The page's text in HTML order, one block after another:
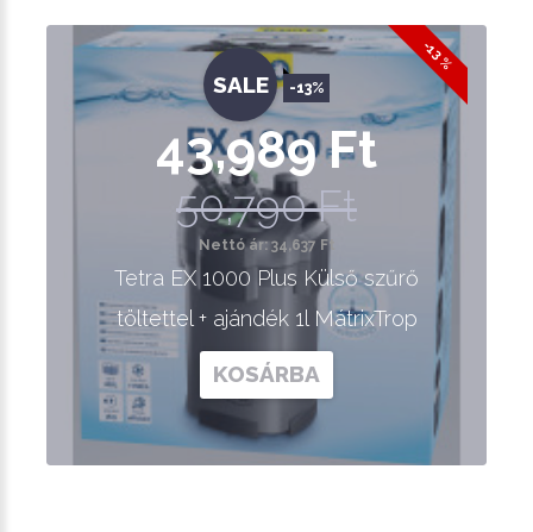
-13 %
SALE -13%
43,989 Ft
50,790 Ft
Nettó ár: 34,637 Ft
Tetra EX 1000 Plus Külső szűrő
töltettel + ajándék 1l MátrixTrop
KOSÁRBA